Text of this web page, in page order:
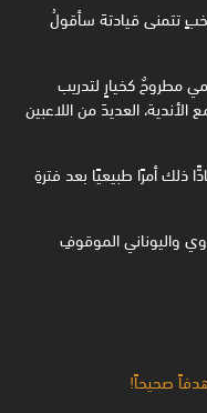
تتمنى قيادتهَ سأقولُ
مطروحٌ كخيارٍ لتدريب
العديدَ من اللاعبين
ذلك أمرًا طبيعيًا بعد فترةِ
واليوناني الموقوفِ
صحيحاً!